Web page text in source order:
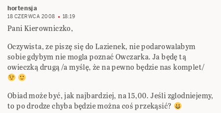
hortensja
18 CZERWCA 2008 18:19
Pani Kierowniczko,
Oczywista, ze piszę się do Lazienek, nie podarowalabym
sobie gdybym nie mogla poznać Owczarka. Ja będę tą
owieczką drugą /a myślę, że na pewno będzie nas komplet/
Obiad może być, jak najbardziej, na 15,00. Jeśli zglodniejemy,
to po drodze chyba będzie można coś przekąsić?